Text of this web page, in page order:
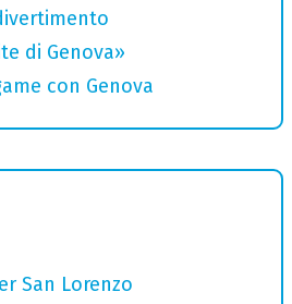
di Genova»
con Genova
San Lorenzo